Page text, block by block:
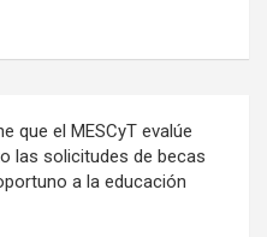
que el MESCyT evalúe
las solicitudes de becas
a la educación